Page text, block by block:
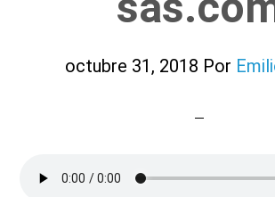
octubre 31, 2018 Por